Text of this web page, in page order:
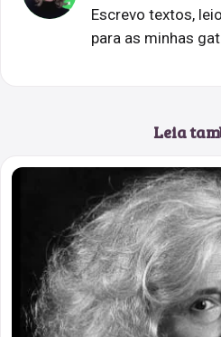
Escrevo textos,
para as minhas
Leia